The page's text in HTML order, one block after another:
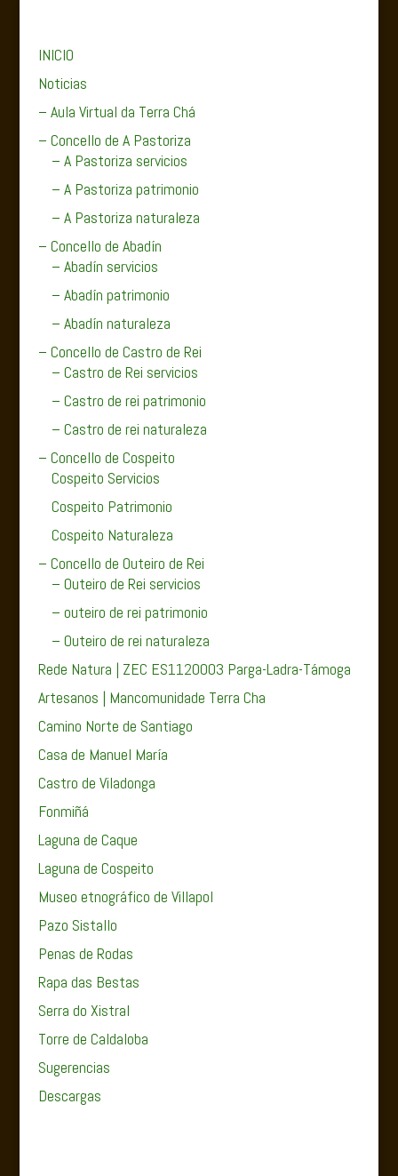
INICIO
Noticias
– Aula Virtual da Terra Chá
– Concello de A Pastoriza
– A Pastoriza servicios
– A Pastoriza patrimonio
– A Pastoriza naturaleza
– Concello de Abadín
– Abadín servicios
– Abadín patrimonio
– Abadín naturaleza
– Concello de Castro de Rei
– Castro de Rei servicios
– Castro de rei patrimonio
– Castro de rei naturaleza
– Concello de Cospeito
Cospeito Servicios
Cospeito Patrimonio
Cospeito Naturaleza
– Concello de Outeiro de Rei
– Outeiro de Rei servicios
– outeiro de rei patrimonio
– Outeiro de rei naturaleza
Rede Natura | ZEC ES1120003 Parga-Ladra-Támoga
Artesanos | Mancomunidade Terra Cha
Camino Norte de Santiago
Casa de Manuel María
Castro de Viladonga
Fonmiñá
Laguna de Caque
Laguna de Cospeito
Museo etnográfico de Villapol
Pazo Sistallo
Penas de Rodas
Rapa das Bestas
Serra do Xistral
Torre de Caldaloba
Sugerencias
Descargas